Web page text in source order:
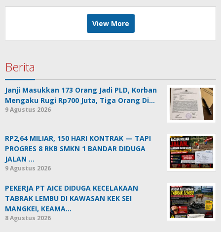
View More
Berita
Janji Masukkan 173 Orang Jadi PLD, Korban
Mengaku Rugi Rp700 Juta, Tiga Orang Di…
9 Agustus 2026
RP2,64 MILIAR, 150 HARI KONTRAK — TAPI
PROGRES 8 RKB SMKN 1 BANDAR DIDUGA
JALAN …
9 Agustus 2026
PEKERJA PT AICE DIDUGA KECELAKAAN
TABRAK LEMBU DI KAWASAN KEK SEI
MANGKEI, KEAMA…
8 Agustus 2026